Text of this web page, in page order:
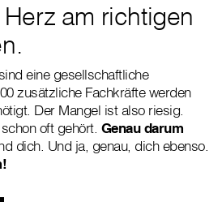
am richtigen
eine gesellschaftliche
zusätzliche Fachkräfte werden
Der Mangel ist also riesig.
oft gehört. Genau darum
dich. Und ja, genau, dich ebenso.